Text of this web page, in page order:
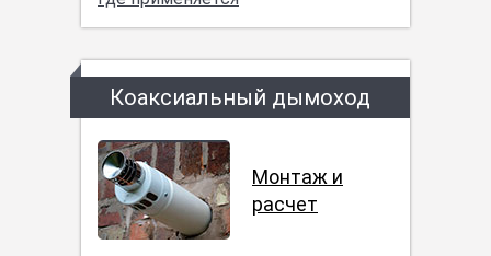
Коаксиальный дымоход
Монтаж и
расчет